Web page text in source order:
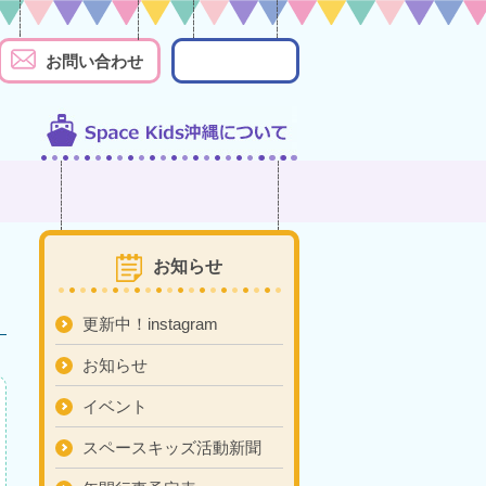
お問い合わせ
お知らせ
更新中！instagram
お知らせ
イベント
スペースキッズ活動新聞